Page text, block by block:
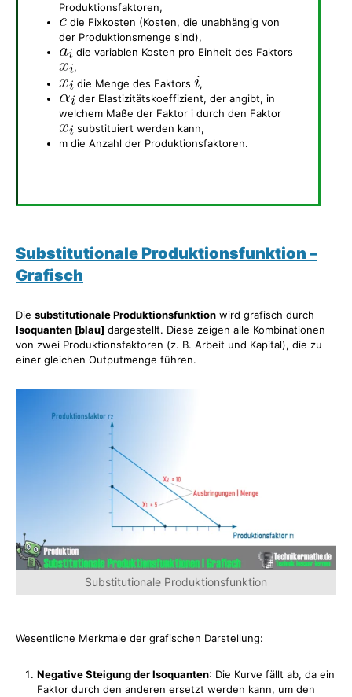
Produktionsfaktoren,
die Fixkosten (Kosten, die unabhängig von
der Produktionsmenge sind),
die variablen Kosten pro Einheit des Faktors
,
die Menge des Faktors
,
der Elastizitätskoeffizient, der angibt, in
welchem Maße der Faktor i durch den Faktor
substituiert werden kann,
m die Anzahl der Produktionsfaktoren.
Substitutionale Produktionsfunktion –
Grafisch
Die substitutionale Produktionsfunktion wird grafisch durch
Isoquanten [blau] dargestellt. Diese zeigen alle Kombinationen
von zwei Produktionsfaktoren (z. B. Arbeit und Kapital), die zu
einer gleichen Outputmenge führen.
Substitutionale Produktionsfunktion
Wesentliche Merkmale der grafischen Darstellung:
Negative Steigung der Isoquanten: Die Kurve fällt ab, da ein
Faktor durch den anderen ersetzt werden kann, um den